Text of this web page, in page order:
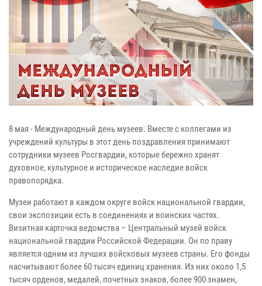
8 мая - Международный день музеев. Вместе с коллегами из
учреждений культуры в этот день поздравления принимают
сотрудники музеев Росгвардии, которые бережно хранят
духовное, культурное и историческое наследие войск
правопорядка.
Музеи работают в каждом округе войск национальной гвардии,
свои экспозиции есть в соединениях и воинских частях.
Визитная карточка ведомства – Центральный музей войск
национальной гвардии Российской Федерации. Он по праву
является одним из лучших войсковых музеев страны. Его фонды
насчитывают более 60 тысяч единиц хранения. Из них около 1,5
тысяч орденов, медалей, почетных знаков, более 900 знамен,